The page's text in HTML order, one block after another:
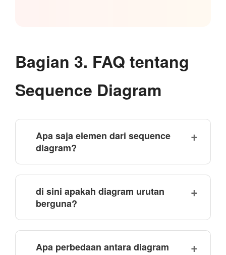
Bagian 3. FAQ tentang
Sequence Diagram
Apa saja elemen dari sequence
diagram?
di sini apakah diagram urutan
berguna?
Apa perbedaan antara diagram